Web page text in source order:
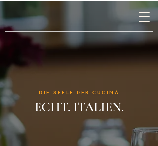
DIE SEELE DER CUCINA
ECHT. ITALIEN.